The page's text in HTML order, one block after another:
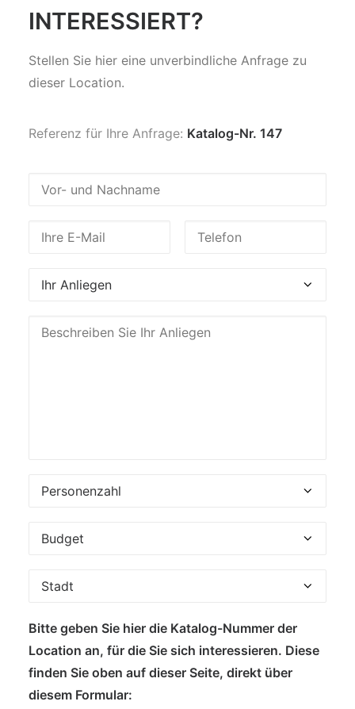
INTERESSIERT?
Stellen Sie hier eine unverbindliche Anfrage zu
dieser Location.
Referenz für Ihre Anfrage: Katalog-Nr. 147
Bitte geben Sie hier die Katalog-Nummer der
Location an, für die Sie sich interessieren. Diese
finden Sie oben auf dieser Seite, direkt über
diesem Formular: